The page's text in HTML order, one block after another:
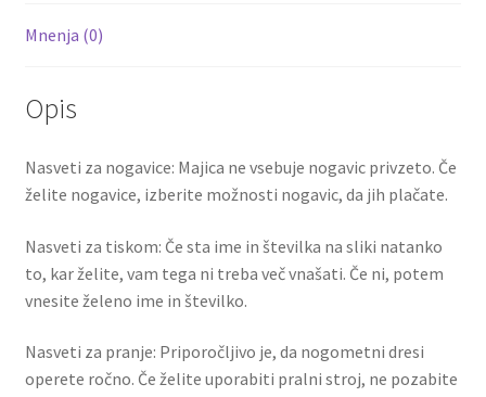
Mnenja (0)
Opis
Nasveti za nogavice: Majica ne vsebuje nogavic privzeto. Če
želite nogavice, izberite možnosti nogavic, da jih plačate.
Nasveti za tiskom: Če sta ime in številka na sliki natanko
to, kar želite, vam tega ni treba več vnašati. Če ni, potem
vnesite želeno ime in številko.
Nasveti za pranje: Priporočljivo je, da nogometni dresi
operete ročno. Če želite uporabiti pralni stroj, ne pozabite